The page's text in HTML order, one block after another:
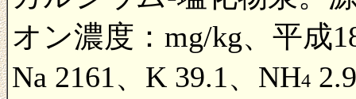
オン濃度：mg/kg、平成
Na 2161、K 39.1、NH4